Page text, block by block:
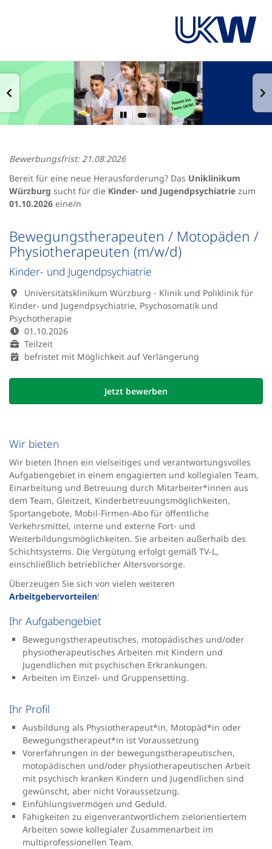
Bewegungstherapeuten / Motopäden /
Physiotherapeuten (m/w/d)
Kinder- und Jugendpsychiatrie
Universitätsklinikum Würzburg - Klinik und Poliklinik für
Kinder- und Jugendpsychiatrie, Psychosomatik und
Psychotherapie
01.10.2026
Teilzeit
befristet mit Möglichkeit auf Verlängerung
Jetzt bewerben
Bewerbungsfrist: 21.08.2026
Bereit für eine neue Herausforderung? Das Uniklinikum
Würzburg sucht für die Kinder- und Jugendpsychiatrie zum
01.10.2026 eine/n
Wir bieten
Wir bieten Ihnen ein vielseitiges und verantwortungsvolles
Aufgabengebiet in einem engagierten und kollegialen Team,
Einarbeitung und Betreuung durch Mitarbeiter*innen aus
dem Team, Gleitzeit, Kinderbetreuungsmöglichkeiten,
Sportangebote, Mobil-Firmen-Abo für öffentliche
Verkehrsmittel, interne und externe Fort- und
Weiterbildungsmöglichkeiten. Sie arbeiten außerhalb des
Schichtsystems. Die Vergütung erfolgt gemäß TV-L,
einschließlich betrieblicher Altersvorsorge.
Überzeugen Sie sich von vielen weiteren
Arbeitgebervorteilen!
Ihr Aufgabengebiet
Bewegungstherapeutisches, motopädisches und/oder
physiotherapeutisches Arbeiten mit Kindern und
Jugendlichen mit psychischen Erkrankungen.
Arbeiten im Einzel- und Gruppensetting.
Ihr Profil
Ausbildung als Physiotherapeut*in, Motopäd*in oder
Bewegungstherapeut*in ist Voraussetzung
Vorerfahrungen in der bewegungstherapeutischen,
motopädischen und/oder physiotherapeutischen Arbeit
mit psychisch kranken Kindern und Jugendlichen sind
gewünscht, aber nicht Voraussetzung.
Einfühlungsvermögen und Geduld.
Fähigkeiten zu eigenverantwortlichem zielorientiertem
Arbeiten sowie kollegialer Zusammenarbeit im
multiprofessionellen Team.